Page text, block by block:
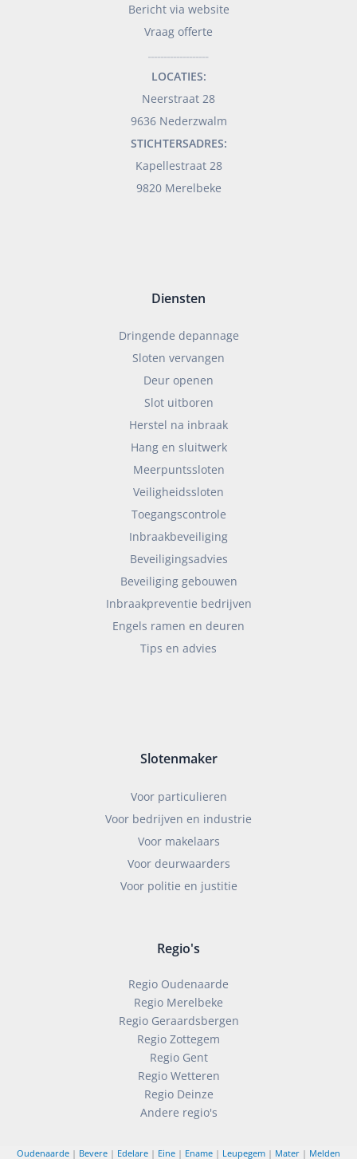
Bericht via website
Vraag offerte
LOCATIES:
Neerstraat 28
9636 Nederzwalm
STICHTERSADRES:
Kapellestraat 28
9820 Merelbeke
Diensten
Dringende depannage
Sloten vervangen
Deur openen
Slot uitboren
Herstel na inbraak
Hang en sluitwerk
Meerpuntssloten
Veiligheidssloten
Toegangscontrole
Inbraakbeveiliging
Beveiligingsadvies
Beveiliging gebouwen
Inbraakpreventie bedrijven
Engels ramen en deuren
Tips en advies
Slotenmaker
Voor particulieren
Voor bedrijven en industrie
Voor makelaars
Voor deurwaarders
Voor politie en justitie
Regio's
Regio Oudenaarde
Regio Merelbeke
Regio Geraardsbergen
Regio Zottegem
Regio Gent
Regio Wetteren
Regio Deinze
Andere regio's
Oudenaarde | Bevere | Edelare | Eine | Ename | Leupegem | Mater | Melden